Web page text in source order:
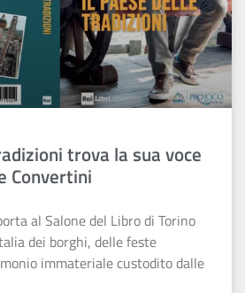
trova la sua voce
Convertini
al Salone del Libro di Torino
dei borghi, delle feste
immateriale custodito dalle